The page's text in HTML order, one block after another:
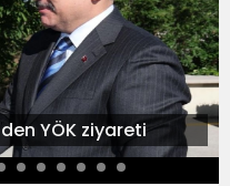
YÖK ziyareti